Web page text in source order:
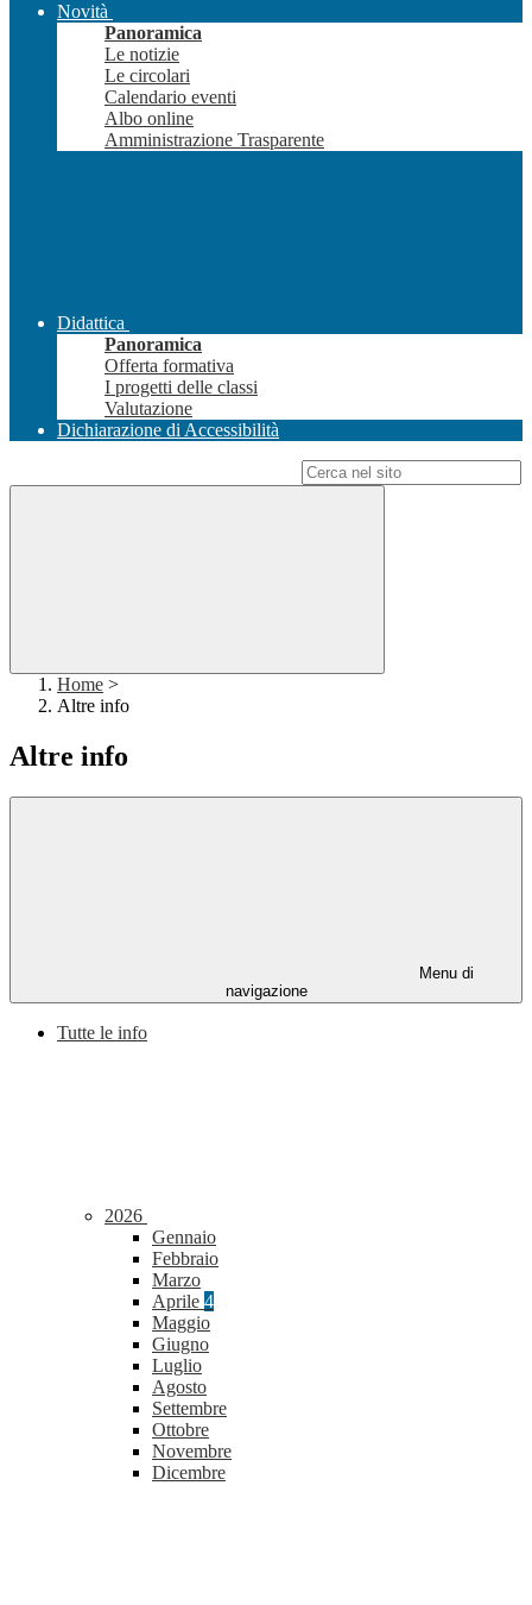
Novità
Panoramica
Le notizie
Le circolari
Calendario eventi
Albo online
Amministrazione Trasparente
Didattica
Panoramica
Offerta formativa
I progetti delle classi
Valutazione
Dichiarazione di Accessibilità
Home >
Altre info
Altre info
Menu di
navigazione
Tutte le info
2026
Gennaio
Febbraio
Marzo
Aprile 4
Maggio
Giugno
Luglio
Agosto
Settembre
Ottobre
Novembre
Dicembre